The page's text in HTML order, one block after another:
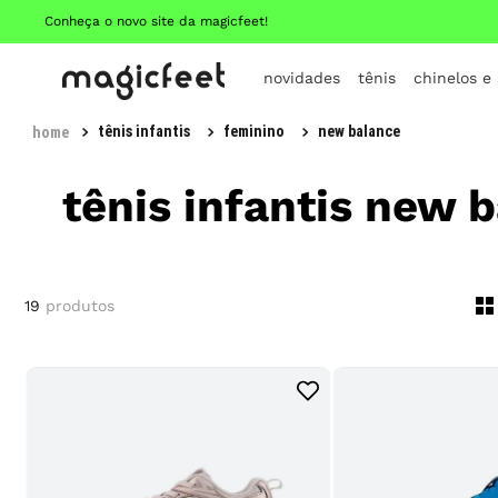
Conheça o novo site da magicfeet!
novidades tênis chinelos e
tênis infantis feminino new balance
tênis infantis new
19 produtos